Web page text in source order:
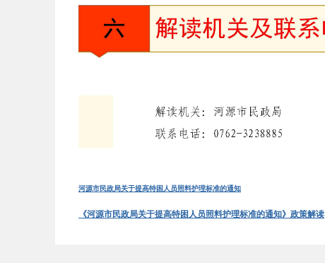
河源市民政局关于提高特困人员照料护理标准的通知
《河源市民政局关于提高特困人员照料护理标准的通知》政策解读